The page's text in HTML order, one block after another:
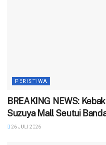
PERISTIWA
BREAKING NEWS:
Suzuya Mall Seutui
26 JULI 2026